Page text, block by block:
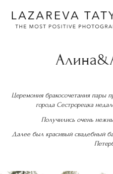
Церемония бракосочетания пары
города Сестрорецка
Получились очень
Далее был красивый свадебный